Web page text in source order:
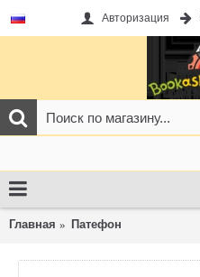
Авторизация
Главная Патефон